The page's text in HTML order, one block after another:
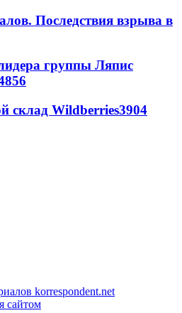
Последствия взрыва в
группы Ляпис
склад Wildberries3904
korrespondent.net
сайтом